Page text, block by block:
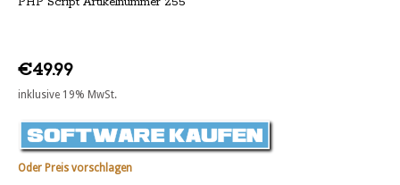
€49.99
inklusive 19% MwSt.
Oder Preis vorschlagen